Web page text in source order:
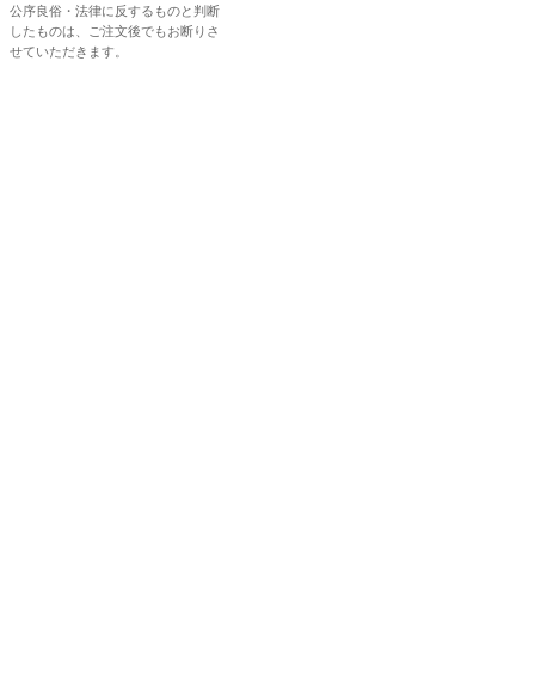
公序良俗・法律に反するものと判断
したものは、ご注文後でもお断りさ
せていただきます。